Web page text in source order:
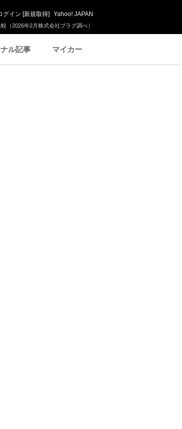
（2026年2月株式会社プラグ調べ）
グイン [新規取得] Yahoo! JAPAN
ル記事 マイカー